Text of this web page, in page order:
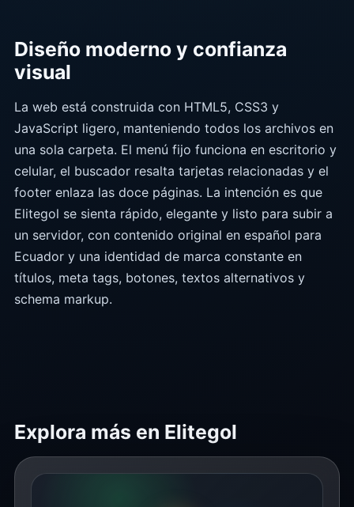
Diseño moderno y confianza
visual
La web está construida con HTML5, CSS3 y
JavaScript ligero, manteniendo todos los archivos en
una sola carpeta. El menú fijo funciona en escritorio y
celular, el buscador resalta tarjetas relacionadas y el
footer enlaza las doce páginas. La intención es que
Elitegol se sienta rápido, elegante y listo para subir a
un servidor, con contenido original en español para
Ecuador y una identidad de marca constante en
títulos, meta tags, botones, textos alternativos y
schema markup.
Explora más en Elitegol